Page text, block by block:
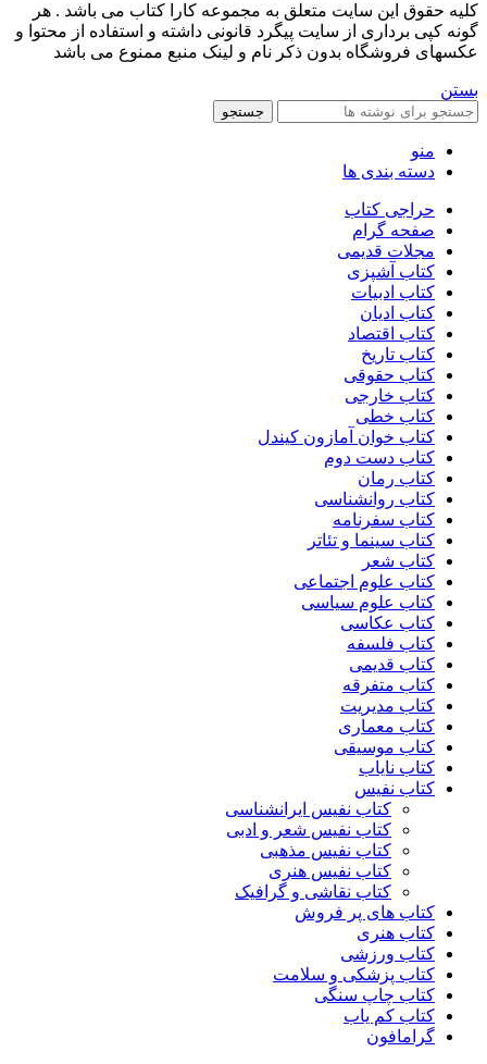
کليه حقوق اين سايت متعلق به مجموعه کارا کتاب می باشد . هر
گونه کپی برداری از سایت پیگرد قانونی داشته و استفاده از محتوا و
عکسهای فروشگاه بدون ذکر نام و لینک منبع ممنوع می باشد
بستن
جستجو
منو
دسته بندی ها
حراجی کتاب
صفحه گرام
مجلات قدیمی
کتاب آشپزی
کتاب ادبیات
کتاب ادیان
کتاب اقتصاد
کتاب تاریخ
کتاب حقوقی
کتاب خارجی
کتاب خطی
کتاب خوان آمازون کیندل
کتاب دست دوم
کتاب رمان
کتاب روانشناسی
کتاب سفرنامه
کتاب سینما و تئاتر
کتاب شعر
کتاب علوم اجتماعی
کتاب علوم سیاسی
کتاب عکاسی
کتاب فلسفه
کتاب قدیمی
کتاب متفرقه
کتاب مدیریت
کتاب معماری
کتاب موسیقی
کتاب نایاب
کتاب نفیس
کتاب نفیس ایرانشناسی
کتاب نفیس شعر و ادبی
کتاب نفیس مذهبی
کتاب نفیس هنری
کتاب نقاشی و گرافیک
کتاب های پر فروش
کتاب هنری
کتاب ورزشی
کتاب پزشکی و سلامت
کتاب چاپ سنگی
کتاب کم یاب
گرامافون